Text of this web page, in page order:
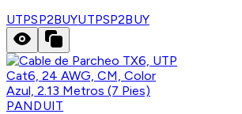
UTPSP2BUYUTPSP2BUY
PANDUIT